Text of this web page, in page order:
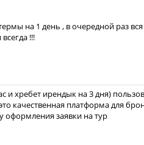
на 1 день , в очередной раз
!!!
и хребет ирендык на 3 дня)
качественная платформа для
оформления заявки на тур